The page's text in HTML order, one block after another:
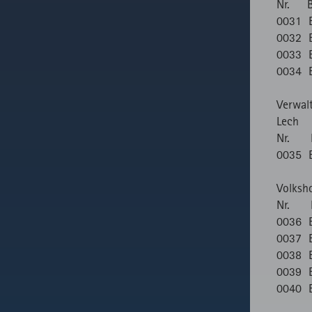
Nr.
0031
0032
0033
0034
Lech
Nr.
0035
Nr.
0036
0037
0038
0039
0040